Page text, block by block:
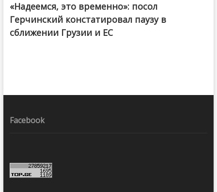
«Надеемся, это временно»: посол
Герчинский констатировал паузу в
сближении Грузии и ЕС
Facebook